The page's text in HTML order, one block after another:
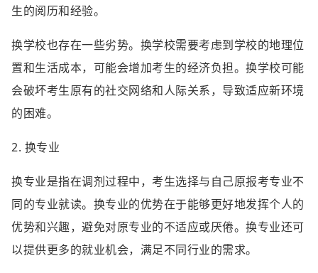
生的阅历和经验。
换学校也存在一些劣势。换学校需要考虑到学校的地理位
置和生活成本，可能会增加考生的经济负担。换学校可能
会破坏考生原有的社交网络和人际关系，导致适应新环境
的困难。
2. 换专业
换专业是指在调剂过程中，考生选择与自己原报考专业不
同的专业就读。换专业的优势在于能够更好地发挥个人的
优势和兴趣，避免对原专业的不适应或厌倦。换专业还可
以提供更多的就业机会，满足不同行业的需求。